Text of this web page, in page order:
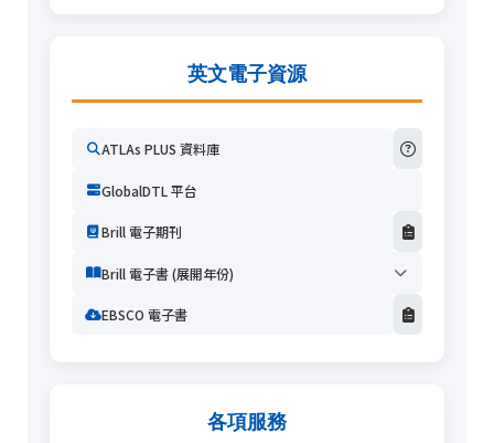
英文電子資源
ATLAs PLUS 資料庫
GlobalDTL 平台
Brill 電子期刊
Brill 電子書 (展開年份)
EBSCO 電子書
各項服務